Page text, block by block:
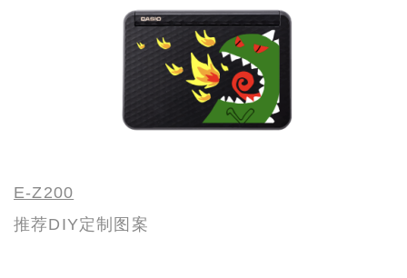
E-Z200
推荐DIY定制图案